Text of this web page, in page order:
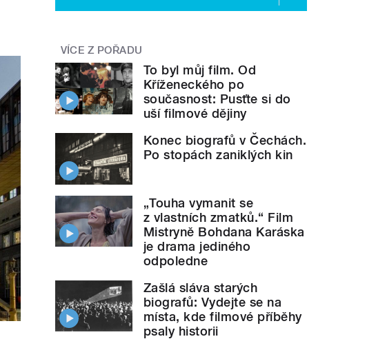
VÍCE Z POŘADU
To byl můj film. Od
Kříženeckého po
současnost: Pusťte si do
uší filmové dějiny
Konec biografů v Čechách.
Po stopách zaniklých kin
„Touha vymanit se
z vlastních zmatků.“ Film
Mistryně Bohdana Karáska
je drama jediného
odpoledne
Zašlá sláva starých
biografů: Vydejte se na
místa, kde filmové příběhy
psaly historii